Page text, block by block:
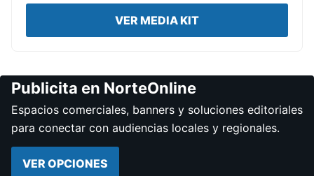
VER MEDIA KIT
Publicita en NorteOnline
Espacios comerciales, banners y soluciones editoriales
para conectar con audiencias locales y regionales.
VER OPCIONES